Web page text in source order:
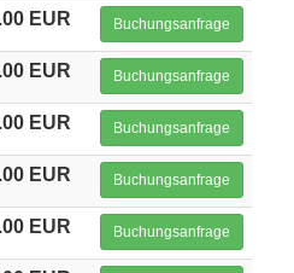
EUR Buchungsanfrage
EUR Buchungsanfrage
EUR Buchungsanfrage
EUR Buchungsanfrage
EUR Buchungsanfrage